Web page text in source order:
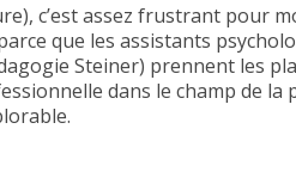
c’est assez frustrant pour
que les assistants
Steiner) prennent les
dans le champ de la